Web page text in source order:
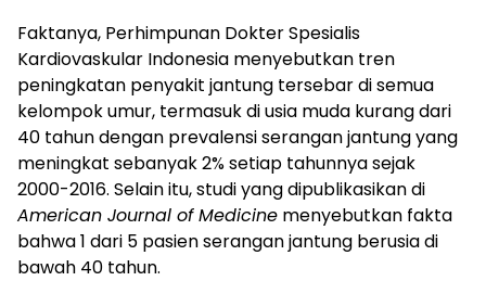
Faktanya, Perhimpunan Dokter Spesialis
Kardiovaskular Indonesia menyebutkan tren
peningkatan penyakit jantung tersebar di semua
kelompok umur, termasuk di usia muda kurang dari
40 tahun dengan prevalensi serangan jantung yang
meningkat sebanyak 2% setiap tahunnya sejak
2000-2016. Selain itu, studi yang dipublikasikan di
American Journal of Medicine menyebutkan fakta
bahwa 1 dari 5 pasien serangan jantung berusia di
bawah 40 tahun.